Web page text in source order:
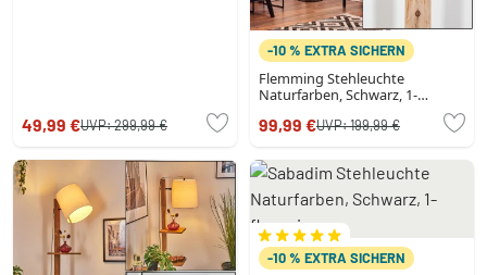
49,99 €UVP:299,99 €
-10 % EXTRA SICHERN
Flemming Stehleuchte
Naturfarben, Schwarz, 1-
99,99 €UVP:199,99 €
-10 % EXTRA SICHERN